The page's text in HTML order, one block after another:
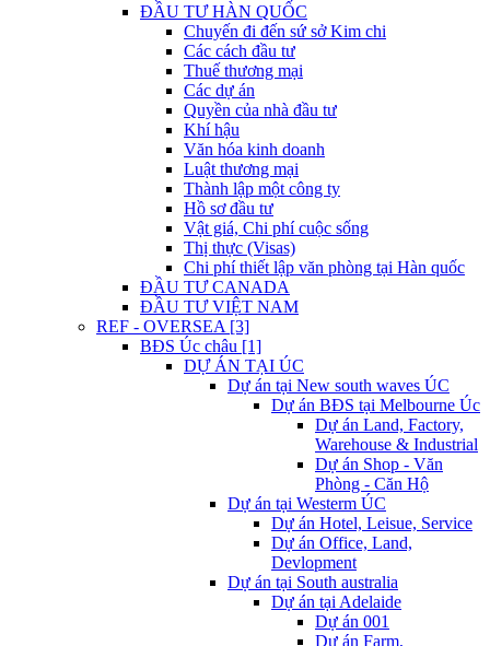
ĐẦU TƯ HÀN QUỐC
Chuyến đi đến sứ sở Kim chi
Các cách đầu tư
Thuế thương mại
Các dự án
Quyền của nhà đầu tư
Khí hậu
Văn hóa kinh doanh
Luật thương mại
Thành lập một công ty
Hồ sơ đầu tư
Vật giá, Chi phí cuộc sống
Thị thực (Visas)
Chi phí thiết lập văn phòng tại Hàn quốc
ĐẦU TƯ CANADA
ĐẦU TƯ VIỆT NAM
REF - OVERSEA [3]
BĐS Úc châu [1]
DỰ ÁN TẠI ÚC
Dự án tại New south waves ÚC
Dự án BĐS tại Melbourne Úc
Dự án Land, Factory,
Warehouse & Industrial
Dự án Shop - Văn
Phòng - Căn Hộ
Dự án tại Westerm ÚC
Dự án Hotel, Leisue, Service
Dự án Office, Land,
Devlopment
Dự án tại South australia
Dự án tại Adelaide
Dự án 001
Dự án Farm,